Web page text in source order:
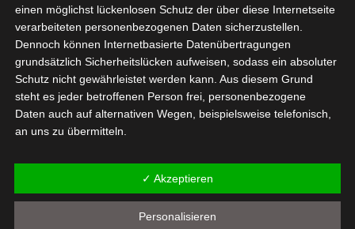
einen möglichst lückenlosen Schutz der über diese Internetseite
verarbeiteten personenbezogenen Daten sicherzustellen.
Dennoch können Internetbasierte Datenübertragungen
grundsätzlich Sicherheitslücken aufweisen, sodass ein absoluter
Schutz nicht gewährleistet werden kann. Aus diesem Grund
steht es jeder betroffenen Person frei, personenbezogene
Daten auch auf alternativen Wegen, beispielsweise telefonisch,
an uns zu übermitteln.
Begriffsbestimmungen
Die Datenschutzerklärung beruht auf den Begrifflichkeiten, die
durch den Europäischen Richtlinien- und Verordnungsgeber
✓ Akzeptieren
Personalisieren